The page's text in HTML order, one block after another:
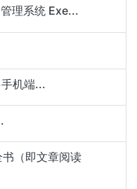
理系统 Exe...
机端...
（即文章阅读